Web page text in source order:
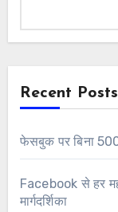
Recent Posts
फेसबुक पर बिना
Facebook से हर
मार्गदर्शिका